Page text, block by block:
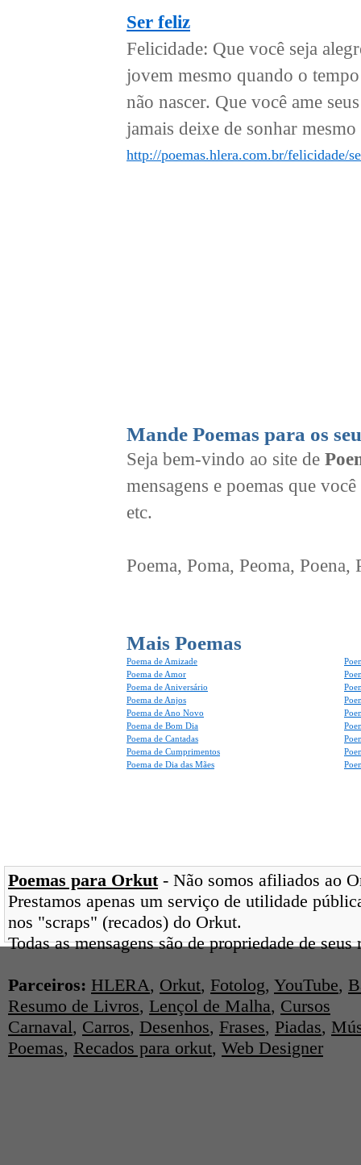
Ser feliz
Felicidade: Que você seja
jovem mesmo quando o
não nascer. Que você ame
jamais deixe de sonhar
http://poemas.hlera.com.br/felicidade/
Mande Poemas para os
Seja bem-vindo ao site de
mensagens e poemas que
etc.
Poema, Poma, Peoma,
Mais Poemas
Poema de Amizade
Poema de Amor
Poema de Aniversário
Poema de Anjos
Poema de Ano Novo
Poema de Bom Dia
Poema de Cantadas
Poema de Cumprimentos
Poema de Dia das Mães
Poemas para Orkut- Não somos afiliados ao
Prestamos apenas um serviço de utilidade
nos "scraps" (recados) do Orkut.
Todas as mensagens são de propriedade de
Parceiros: HLERA, Orkut, Fotolog, YouTube,
Resumo de Livros, Lençol de Malha, Cursos
Carnaval, Carros, Desenhos, Frases, Piadas,
Poemas, Recados para orkut, Web Designer